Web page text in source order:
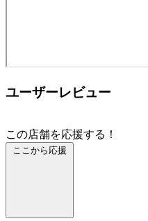
ユーザーレビュー
この店舗を応援する！
ここから応援